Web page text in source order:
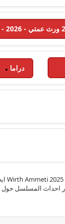
دراما
احداث المسلسل حول